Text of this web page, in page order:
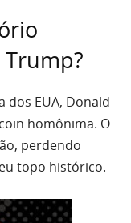
dos EUA, Donald
homônima. O
perdendo
topo histórico.